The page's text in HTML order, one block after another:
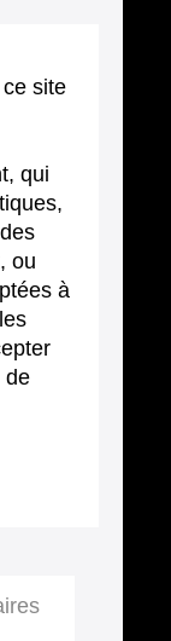
site
qui
ou
à
de